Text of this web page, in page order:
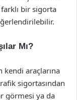
bir sigorta
Mı?
kendi araçlarına
sigortasından
görmesi ya da